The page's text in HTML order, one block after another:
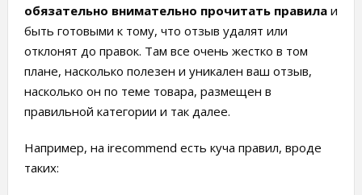
обязательно внимательно прочитать правилаи
быть готовыми к тому, что отзыв удалят или
отклонят до правок. Там все очень жестко в том
плане, насколько полезен и уникален ваш отзыв,
насколько он по теме товара, размещен в
правильной категории и так далее.
Например, на irecommend есть куча правил, вроде
таких: